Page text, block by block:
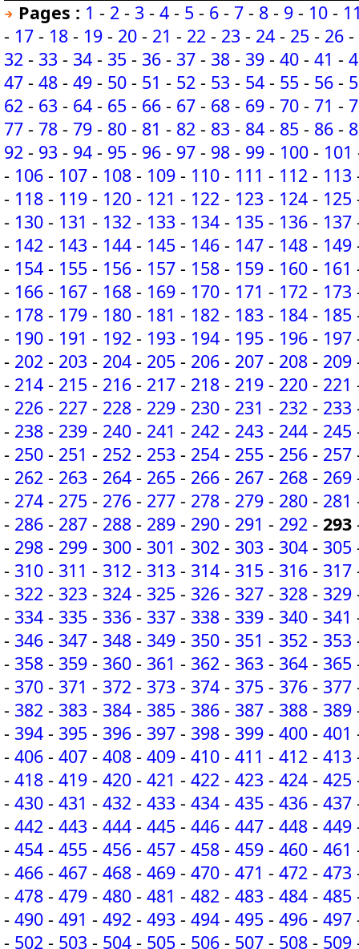
Pages : 1 - 2 - 3 - 4 - 5 - 6 - 7 - 8 - 9 - 10 -
- 17 - 18 - 19 - 20 - 21 - 22 - 23 - 24 - 25 - 26 -
32 - 33 - 34 - 35 - 36 - 37 - 38 - 39 - 40 - 41 -
47 - 48 - 49 - 50 - 51 - 52 - 53 - 54 - 55 - 56 -
62 - 63 - 64 - 65 - 66 - 67 - 68 - 69 - 70 - 71 -
77 - 78 - 79 - 80 - 81 - 82 - 83 - 84 - 85 - 86 -
92 - 93 - 94 - 95 - 96 - 97 - 98 - 99 - 100 - 101
- 106 - 107 - 108 - 109 - 110 - 111 - 112 - 113
- 118 - 119 - 120 - 121 - 122 - 123 - 124 - 125
- 130 - 131 - 132 - 133 - 134 - 135 - 136 - 137
- 142 - 143 - 144 - 145 - 146 - 147 - 148 - 149
- 154 - 155 - 156 - 157 - 158 - 159 - 160 - 161
- 166 - 167 - 168 - 169 - 170 - 171 - 172 - 173
- 178 - 179 - 180 - 181 - 182 - 183 - 184 - 185
- 190 - 191 - 192 - 193 - 194 - 195 - 196 - 197
- 202 - 203 - 204 - 205 - 206 - 207 - 208 - 209
- 214 - 215 - 216 - 217 - 218 - 219 - 220 - 221
- 226 - 227 - 228 - 229 - 230 - 231 - 232 - 233
- 238 - 239 - 240 - 241 - 242 - 243 - 244 - 245
- 250 - 251 - 252 - 253 - 254 - 255 - 256 - 257
- 262 - 263 - 264 - 265 - 266 - 267 - 268 - 269
- 274 - 275 - 276 - 277 - 278 - 279 - 280 - 281
- 286 - 287 - 288 - 289 - 290 - 291 - 292 - 293
- 298 - 299 - 300 - 301 - 302 - 303 - 304 - 305
- 310 - 311 - 312 - 313 - 314 - 315 - 316 - 317
- 322 - 323 - 324 - 325 - 326 - 327 - 328 - 329
- 334 - 335 - 336 - 337 - 338 - 339 - 340 - 341
- 346 - 347 - 348 - 349 - 350 - 351 - 352 - 353
- 358 - 359 - 360 - 361 - 362 - 363 - 364 - 365
- 370 - 371 - 372 - 373 - 374 - 375 - 376 - 377
- 382 - 383 - 384 - 385 - 386 - 387 - 388 - 389
- 394 - 395 - 396 - 397 - 398 - 399 - 400 - 401
- 406 - 407 - 408 - 409 - 410 - 411 - 412 - 413
- 418 - 419 - 420 - 421 - 422 - 423 - 424 - 425
- 430 - 431 - 432 - 433 - 434 - 435 - 436 - 437
- 442 - 443 - 444 - 445 - 446 - 447 - 448 - 449
- 454 - 455 - 456 - 457 - 458 - 459 - 460 - 461
- 466 - 467 - 468 - 469 - 470 - 471 - 472 - 473
- 478 - 479 - 480 - 481 - 482 - 483 - 484 - 485
- 490 - 491 - 492 - 493 - 494 - 495 - 496 - 497
- 502 - 503 - 504 - 505 - 506 - 507 - 508 - 509